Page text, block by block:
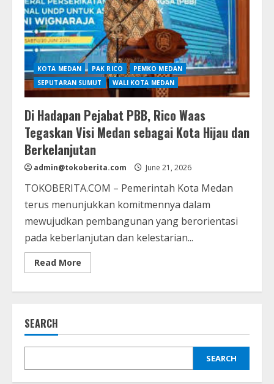
KOTA MEDAN PAK RICO
PEMKO MEDAN
SEPUTARAN SUMUT
WALI KOTA MEDAN
Di Hadapan Pejabat PBB, Rico Waas
Tegaskan Visi Medan sebagai Kota Hijau dan
Berkelanjutan
admin@tokoberita.com June 21, 2026
TOKOBERITA.COM – Pemerintah Kota Medan
terus menunjukkan komitmennya dalam
mewujudkan pembangunan yang berorientasi
pada keberlanjutan dan kelestarian...
Read More
more
Tegaskan
Visi
Kota
Hijau
SEARCH
SEARCH